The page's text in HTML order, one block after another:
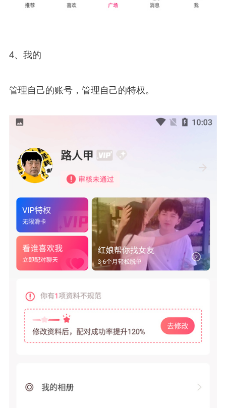
4、我的
管理自己的账号，管理自己的特权。